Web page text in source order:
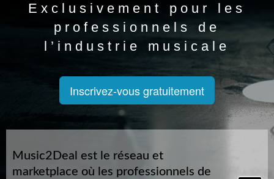
Exclusivement pour les
professionnels de
l’industrie musicale
Inscrivez-vous gratuitement
Music2Deal est le réseau et
marketplace où les professionnels de